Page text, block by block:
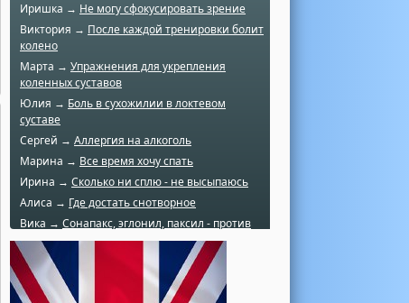
Иришка → Не могу сфокусировать зрение
Виктория → После каждой тренировки болит
колено
Марта → Упражнения для укрепления
коленных суставов
Юлия → Боль в сухожилии в локтевом
суставе
Сергей → Аллергия на алкоголь
Марина → Все время хочу спать
Ирина → Сколько ни сплю - не высыпаюсь
Алиса → Где достать снотворное
Вика → Сонапакс, эглонил, паксил - против
чего?
Катерина →
Боль в колене при нагрузке
Алла →Болят коленные суставы